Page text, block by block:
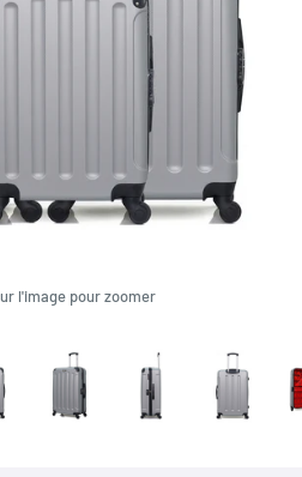
l'image pour zoomer